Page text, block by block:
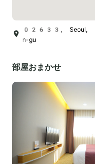
02633, Seoul,
n-gu
部屋おまかせ